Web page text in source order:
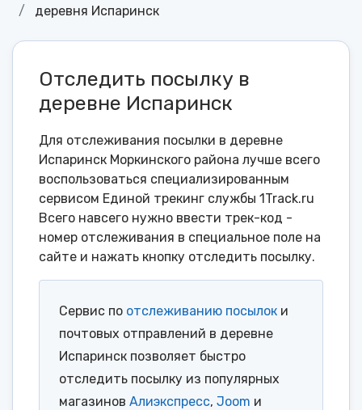
деревня Испаринск
Отследить посылку в
деревне Испаринск
Для отслеживания посылки в деревне
Испаринск Моркинского района лучше всего
воспользоваться специализированным
сервисом Единой трекинг службы 1Track.ru
Всего навсего нужно ввести трек-код -
номер отслеживания в специальное поле на
сайте и нажать кнопку отследить посылку.
Сервис по отслеживанию посылок и
почтовых отправлений в деревне
Испаринск позволяет быстро
отследить посылку из популярных
магазинов Алиэкспресс, Joom и